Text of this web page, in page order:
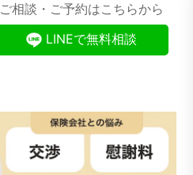
ご相談・ご予約はこちらから
LINEで無料相談